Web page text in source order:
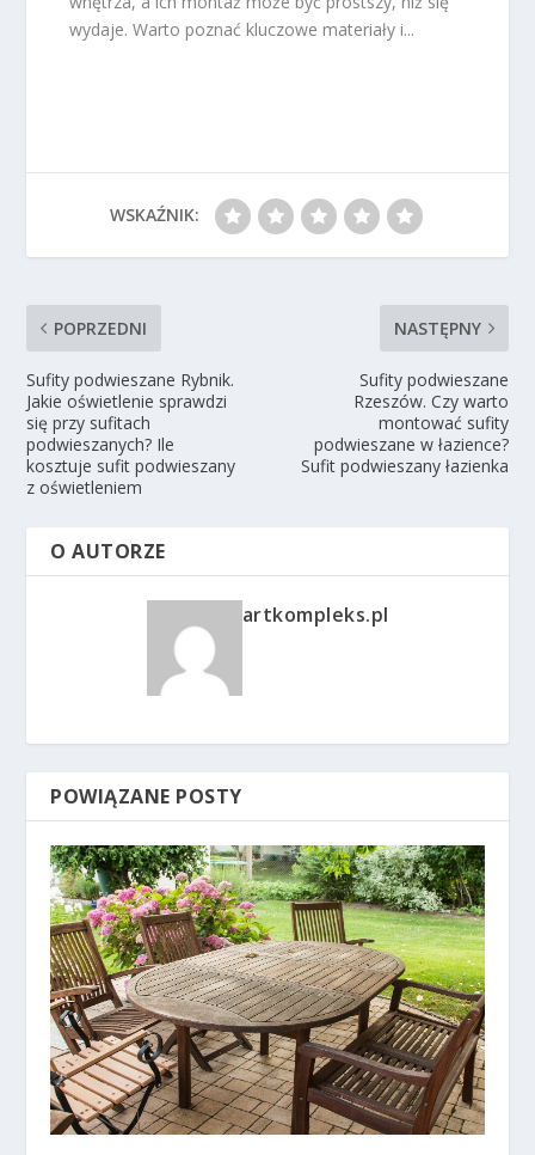
wydaje. Warto poznać kluczowe materiały i...
WSKAŹNIK:
POPRZEDNI
Sufity podwieszane Rybnik.
Jakie oświetlenie sprawdzi
się przy sufitach
podwieszanych? Ile
kosztuje sufit podwieszany
z oświetleniem
NASTĘPNY
Sufity podwieszane
Rzeszów. Czy warto
montować sufity
podwieszane w łazience?
Sufit podwieszany łazienka
O AUTORZE
artkompleks.pl
POWIĄZANE POSTY